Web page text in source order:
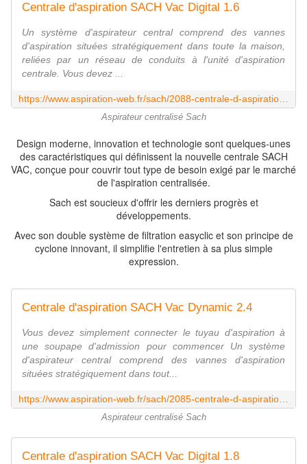
Centrale d'aspiration SACH Vac Digital 1.6
Un système d'aspirateur central comprend des vannes
d'aspiration situées stratégiquement dans toute la maison,
reliées par un réseau de conduits à l'unité d'aspiration
centrale. Vous devez ...
Aspirateur centralisé Sach
Design moderne, innovation et technologie sont quelques-unes
des caractéristiques qui définissent la nouvelle centrale SACH
VAC, conçue pour couvrir tout type de besoin exigé par le marché
de l'aspiration centralisée.
Sach est soucieux d'offrir les derniers progrès et
développements.
Avec son double système de filtration easyclic et son principe de
cyclone innovant, il simplifie l'entretien à sa plus simple
expression.
Centrale d'aspiration SACH Vac Dynamic 2.4
Vous devez simplement connecter le tuyau d'aspiration à
une soupape d'admission pour commencer Un système
d'aspirateur central comprend des vannes d'aspiration
situées stratégiquement dans tout...
Aspirateur centralisé Sach
Centrale d'aspiration SACH Vac Digital 1.8